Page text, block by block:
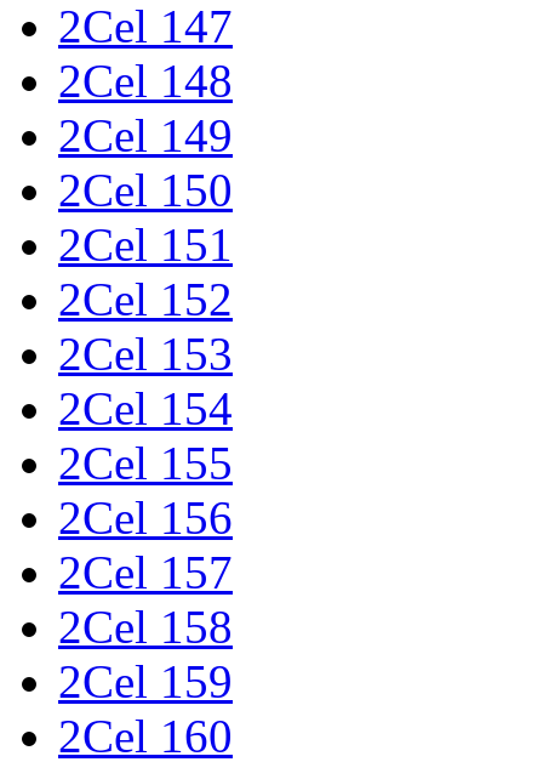
2Cel 147
2Cel 148
2Cel 149
2Cel 150
2Cel 151
2Cel 152
2Cel 153
2Cel 154
2Cel 155
2Cel 156
2Cel 157
2Cel 158
2Cel 159
2Cel 160